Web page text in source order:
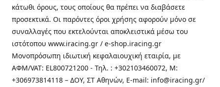
κάτωθι όρους, τους οποίους θα πρέπει να διαβάσετε
προσεκτικά. Οι παρόντες όροι χρήσης αφορούν μόνο σε
συναλλαγές που εκτελούνται αποκλειστικά μέσω του
ιστότοπου www.iracing.gr / e-shop.iracing.gr
Μονοπρόσωπη ιδιωτική κεφαλαιουχική εταιρία, με
ΑΦΜ/VAT: EL800721200 - Τηλ. : +302103460072, M:
+306973814118 – ΔΟΥ, ΣΤ Αθηνών, E-mail: info@iracing.gr/